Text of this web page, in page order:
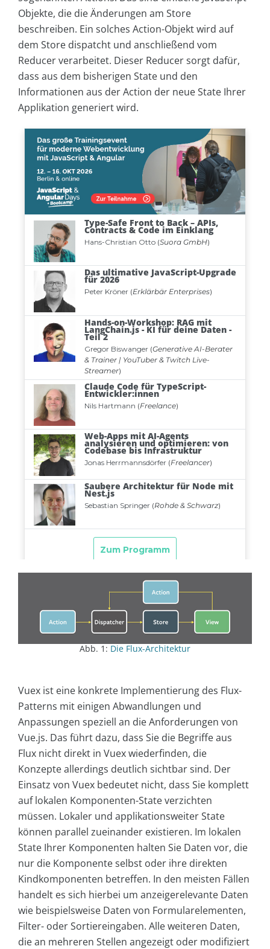
Objekte, die die Änderungen am Store
beschreiben. Ein solches Action-Objekt wird auf
dem Store dispatcht und anschließend vom
Reducer verarbeitet. Dieser Reducer sorgt dafür,
dass aus dem bisherigen State und den
Informationen aus der Action der neue State Ihrer
Applikation generiert wird.
Abb. 1: Die Flux-Architektur
Vuex ist eine konkrete Implementierung des Flux-
Patterns mit einigen Abwandlungen und
Anpassungen speziell an die Anforderungen von
Vue.js. Das führt dazu, dass Sie die Begriffe aus
Flux nicht direkt in Vuex wiederfinden, die
Konzepte allerdings deutlich sichtbar sind. Der
Einsatz von Vuex bedeutet nicht, dass Sie komplett
auf lokalen Komponenten-State verzichten
müssen. Lokaler und applikationsweiter State
können parallel zueinander existieren. Im lokalen
State Ihrer Komponenten halten Sie Daten vor, die
nur die Komponente selbst oder ihre direkten
Kindkomponenten betreffen. In den meisten Fällen
handelt es sich hierbei um anzeigerelevante Daten
wie beispielsweise Daten von Formularelementen,
Filter- oder Sortiereingaben. Alle weiteren Daten,
die an mehreren Stellen angezeigt oder modifiziert